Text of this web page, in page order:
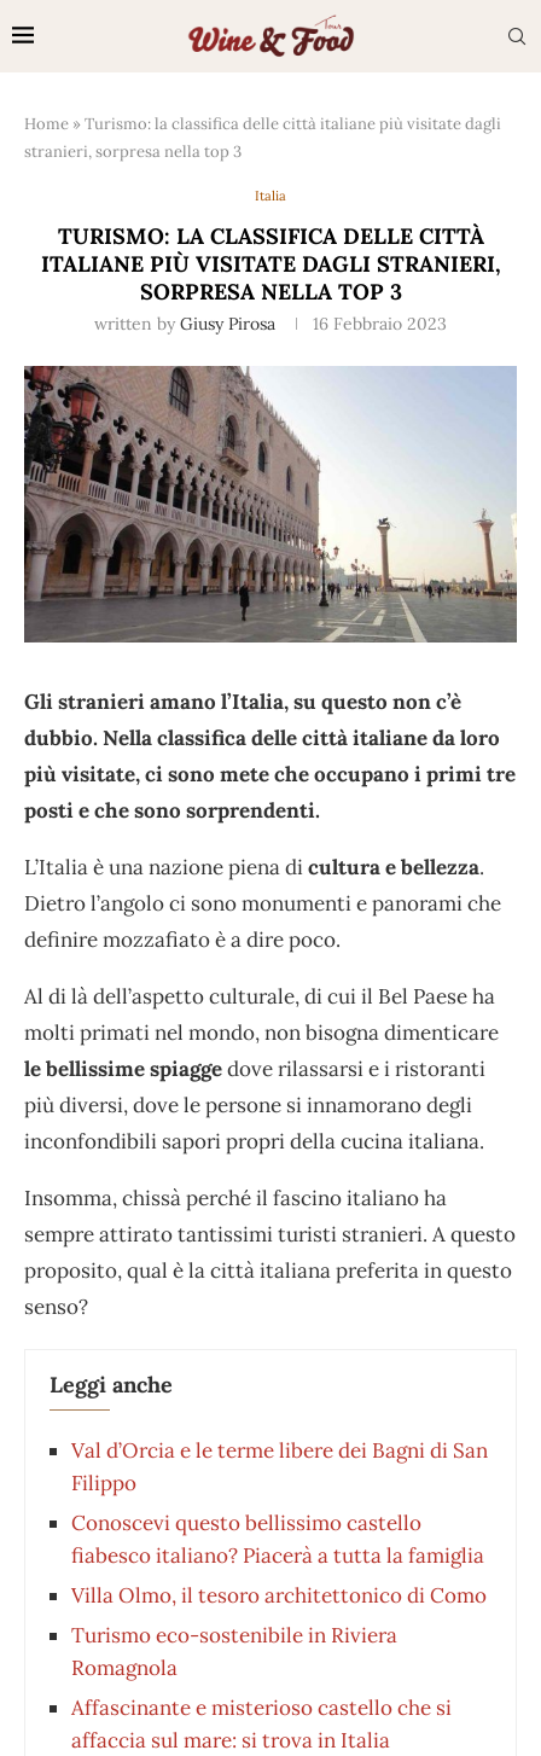
Home »Turismo: la classifica delle città italiane più visitate dagli
stranieri, sorpresa nella top 3
Italia
TURISMO: LA CLASSIFICA DELLE CITTÀ
ITALIANE PIÙ VISITATE DAGLI STRANIERI,
SORPRESA NELLA TOP 3
written by Giusy Pirosa 16 Febbraio 2023
Gli stranieri amano l’Italia, su questo non c’è
dubbio. Nella classifica delle città italiane da loro
più visitate, ci sono mete che occupano i primi tre
posti e che sono sorprendenti.
L’Italia è una nazione piena dicultura e bellezza.
Dietro l’angolo ci sono monumenti e panorami che
definire mozzafiato è a dire poco.
Al di là dell’aspetto culturale, di cui il Bel Paese ha
molti primati nel mondo, non bisogna dimenticare
le bellissime spiaggedove rilassarsi e i ristoranti
più diversi, dove le persone si innamorano degli
inconfondibili sapori propri della cucina italiana.
Insomma, chissà perché il fascino italiano ha
sempre attirato tantissimi turisti stranieri. A questo
proposito, qual è la città italiana preferita in questo
senso?
Leggi anche
Val d’Orcia e le terme libere dei Bagni di San
Filippo
Conoscevi questo bellissimo castello
fiabesco italiano? Piacerà a tutta la famiglia
Villa Olmo, il tesoro architettonico di Como
Turismo eco-sostenibile in Riviera
Romagnola
Affascinante e misterioso castello che si
affaccia sul mare: si trova in Italia